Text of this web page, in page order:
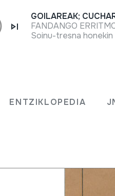
ENTZIKLOPEDIA
GOILAREAK;
FANDANGO
Soinu-tresna honekin